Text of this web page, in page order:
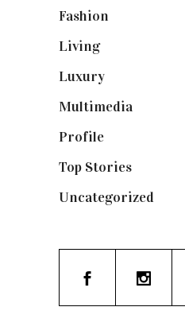
Fashion
Living(337)
Luxury
Multimedia
Profile
Top Stories
Uncategorized